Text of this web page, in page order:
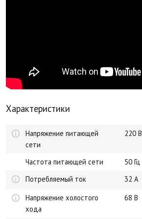
Характеристики
Напряжение питающей
сети
220 В
Частота питающей сети
50 Гц
Потребляемый ток
32 А
Напряжение холостого
хода
68 В